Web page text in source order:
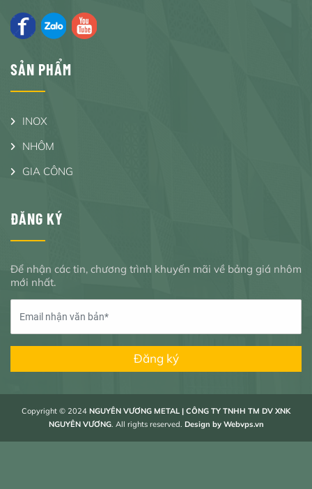
SẢN PHẨM
INOX
NHÔM
GIA CÔNG
ĐĂNG KÝ
Để nhận các tin, chương trình khuyến mãi về bảng giá nhôm
mới nhất.
Đăng ký
Copyright © 2024 NGUYÊN VƯƠNG METAL | CÔNG TY TNHH TM DV XNK
NGUYÊN VƯƠNG. All rights reserved. Design by Webvps.vn